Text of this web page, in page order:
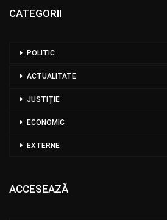
CATEGORII
POLITIC
ACTUALITATE
JUSTIȚIE
ECONOMIC
EXTERNE
ACCESEAZĂ